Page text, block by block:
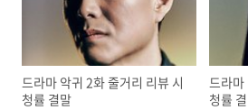
드라마 악귀 2화 줄거리 리뷰 시
청률 결말
드라마
청률